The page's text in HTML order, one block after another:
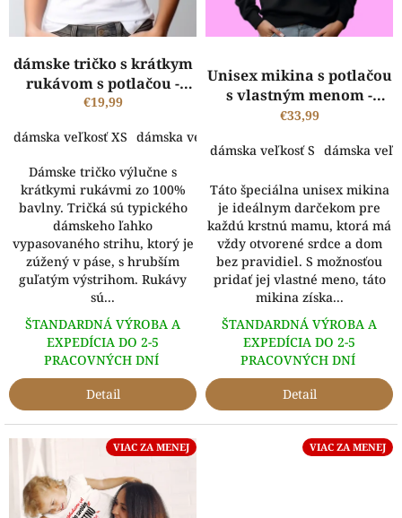
u
dámske tričko s krátkym
rukávom s potlačou -
Krstná legenda
€19,99
dámska veľkosť XS dámska veľkosť S
Dámske tričko výlučne s
krátkymi rukávmi zo 100%
bavlny. Tričká sú typického
dámskeho ľahko
vypasovaného strihu, ktorý je
zúžený v páse, s hrubším
guľatým výstrihom. Rukávy
sú...
ŠTANDARDNÁ VÝROBA A
EXPEDÍCIA DO 2-5
PRACOVNÝCH DNÍ
Detail
Unisex mikina s potlačou
s vlastným menom -
Krstná mama je niečo
pravidiel
€33,99
dámska veľkosť S dámska
Táto špeciálna unisex mikina
je ideálnym darčekom pre
každú krstnú mamu, ktorá má
vždy otvorené srdce a dom
bez pravidiel. S možnosťou
pridať jej vlastné meno, táto
mikina získa...
ŠTANDARDNÁ VÝROBA A
EXPEDÍCIA DO 2-5
PRACOVNÝCH DNÍ
Detail
VIAC ZA MENEJ VIAC ZA MENEJ